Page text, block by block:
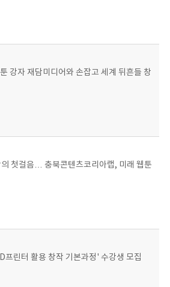
강자 재담미디어와 손잡고 세계 뒤흔들 창
첫걸음… 충북콘텐츠코리아랩, 미래 웹툰
프린터 활용 창작 기본과정' 수강생 모집